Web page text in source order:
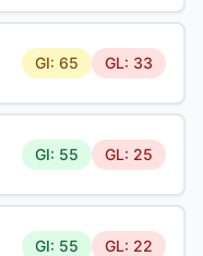
GI: 65 GL: 33
GI: 55 GL: 25
GI: 55 GL: 22